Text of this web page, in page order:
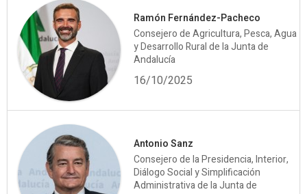
Ramón Fernández-Pacheco
Consejero de Agricultura, Pesca, Agua
y Desarrollo Rural de la Junta de
Andalucía
16/10/2025
Antonio Sanz
Consejero de la Presidencia, Interior,
Diálogo Social y Simplificación
Administrativa de la Junta de